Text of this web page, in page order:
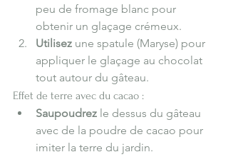
peu de fromage blanc pour
obtenir un glaçage crémeux.
Utilisez une spatule (Maryse) pour
appliquer le glaçage au chocolat
tout autour du gâteau.
Effet de terre avec du cacao :
Saupoudrez le dessus du gâteau
avec de la poudre de cacao pour
imiter la terre du jardin.